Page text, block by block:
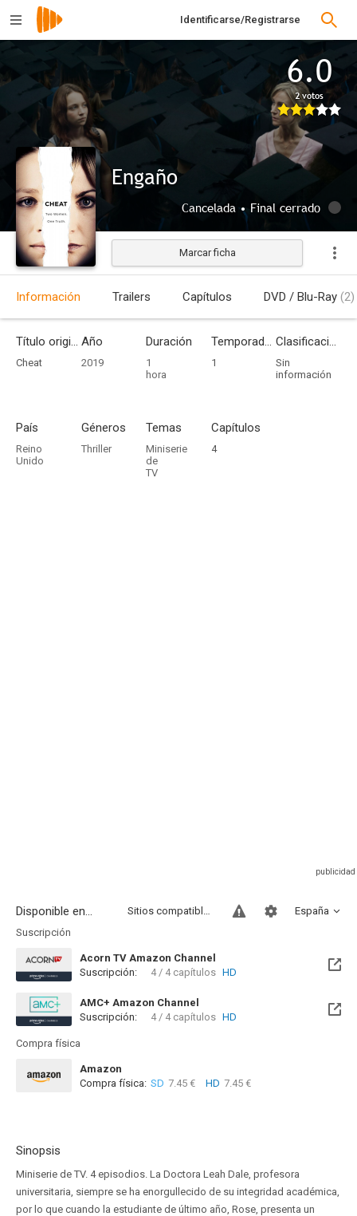
Identificarse/Registrarse
6.0
2 votos
Engaño
Cancelada • Final cerrado
Marcar ficha
Información Trailers Capítulos DVD / Blu-Ray (2)
Título original
Cheat
Año
2019
Duración
1
hora
Temporadas
1
Clasificación por edades
Sin
información
País
Reino
Unido
Géneros
Thriller
Temas
Miniserie
de
TV
Capítulos
4
Disponible en... España
Sitios compatibles
Suscripción
Acorn TV Amazon Channel
Suscripción:
4 / 4 capítulos HD
AMC+ Amazon Channel
Suscripción:
4 / 4 capítulos HD
Compra física
Amazon
Compra física: SD 7.45 € HD 7.45 €
Sinopsis
Miniserie de TV. 4 episodios. La Doctora Leah Dale, profesora
universitaria, siempre se ha enorgullecido de su integridad académica,
por lo que cuando la estudiante de último año, Rose, presenta un